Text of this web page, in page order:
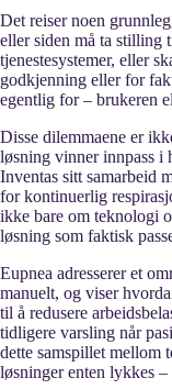
Det reiser noen
eller siden må ta stilling
tjenestesystemer, eller
godkjenning eller for
egentlig for – brukeren
Disse dilemmaene er
løsning vinner innpass i
Inventas sitt samarbeid
for kontinuerlig
ikke bare om teknologi
løsning som faktisk
Eupnea adresserer et
manuelt, og viser
til å redusere
tidligere varsling når
dette samspillet mellom
løsninger enten lykkes –